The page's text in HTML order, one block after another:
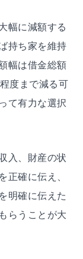
幅に減額する
持ち家を維持
幅は借金総額
度まで減る可
て有力な選択
入、財産の状
正確に伝え、
明確に伝えた
らうことが大